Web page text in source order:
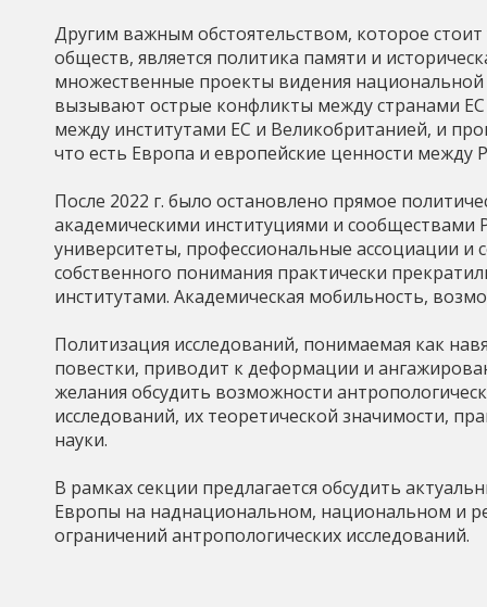
Другим важным обстоятельством, которое
обществ, является политика памяти и
множественные проекты видения
вызывают острые конфликты между странами
между институтами ЕС и Великобританией, и
что есть Европа и европейские ценности между
После 2022 г. было остановлено прямое
академическими институциями и
университеты, профессиональные ассоциации и
собственного понимания практически
институтами. Академическая мобильность,
Политизация исследований, понимаемая как
повестки, приводит к деформации и
желания обсудить возможности
исследований, их теоретической значимости,
науки.
В рамках секции предлагается обсудить
Европы на наднациональном, национальном и
ограничений антропологических исследований.